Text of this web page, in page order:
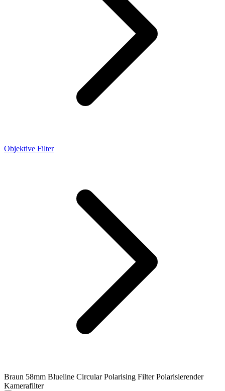
Objektive Filter
Braun 58mm Blueline Circular Polarising Filter Polarisierender
Kamerafilter